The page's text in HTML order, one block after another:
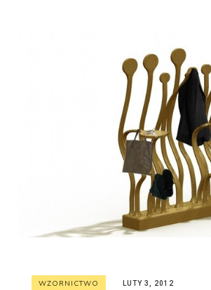
WZORNICTWO LUTY 3, 2012